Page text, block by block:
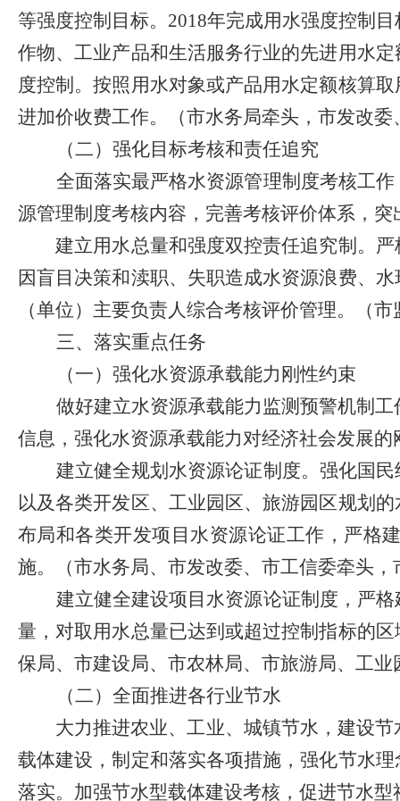
等强度控制目标。 2018年完成用水强度控制
作物、工业产品和生活服务行业的先进用水
度控制。按照用水对象或产品用水定额核算
进加价收费工作。（市水务局牵头，市发改
（二）强化目标考核和责任追究
全面落实最严格水资源管理制度考核工
源管理制度考核内容，完善考核评价体系，
建立用水总量和强度双控责任追究制。严
因盲目决策和渎职、失职造成水资源浪费、
（单位）主要负责人综合考核评价管理。（
三、落实重点任务
（一）强化水资源承载能力刚性约束
做好建立水资源承载能力监测预警机制
信息，强化水资源承载能力对经济社会发展
建立健全规划水资源论证制度。强化国
以及各类开发区、工业园区、旅游园区规划
布局和各类开发项目水资源论证工作，严格
施。（市水务局、市发改委、市工信委牵头
建立健全建设项目水资源论证制度，严
量，对取用水总量已达到或超过控制指标的
保局、市建设局、市农林局、市旅游局、工业
（二）全面推进各行业节水
大力推进农业、工业、城镇节水，建设节
载体建设，制定和落实各项措施，强化节水
落实。加强节水型载体建设考核，促进节水